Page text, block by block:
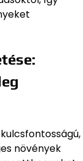
növények